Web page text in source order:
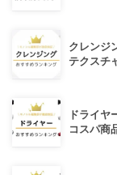
クレンジ
テクスチ
ドライヤ
コスパ商